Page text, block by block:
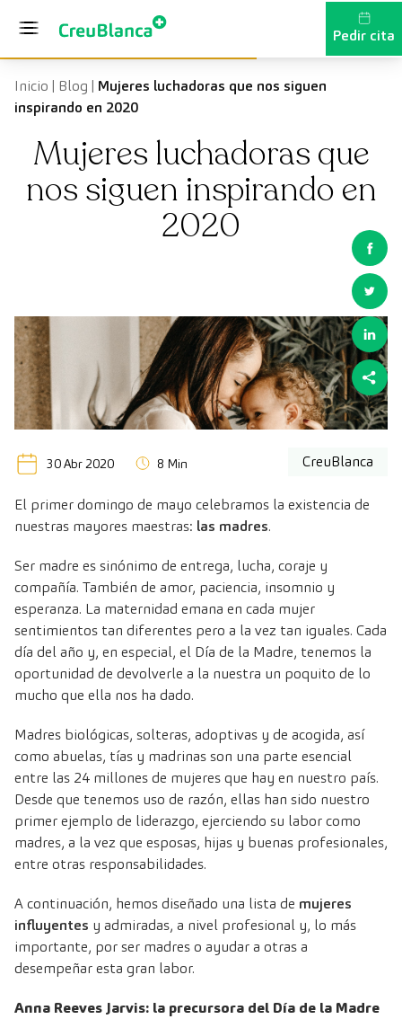
Pedir cita
Inicio | Blog | Mujeres luchadoras que nos siguen
inspirando en 2020
Mujeres luchadoras que
nos siguen inspirando en
2020
30 Abr 2020 8 Min CreuBlanca
El primer domingo de mayo celebramos la existencia de
nuestras mayores maestras: las madres.
Ser madre es sinónimo de entrega, lucha, coraje y
compañía. También de amor, paciencia, insomnio y
esperanza. La maternidad emana en cada mujer
sentimientos tan diferentes pero a la vez tan iguales. Cada
día del año y, en especial, el Día de la Madre, tenemos la
oportunidad de devolverle a la nuestra un poquito de lo
mucho que ella nos ha dado.
Madres biológicas, solteras, adoptivas y de acogida, así
como abuelas, tías y madrinas son una parte esencial
entre las 24 millones de mujeres que hay en nuestro país.
Desde que tenemos uso de razón, ellas han sido nuestro
primer ejemplo de liderazgo, ejerciendo su labor como
madres, a la vez que esposas, hijas y buenas profesionales,
entre otras responsabilidades.
A continuación, hemos diseñado una lista de mujeres
influyentes y admiradas, a nivel profesional y, lo más
importante, por ser madres o ayudar a otras a
desempeñar esta gran labor.
Anna Reeves Jarvis: la precursora del Día de la Madre